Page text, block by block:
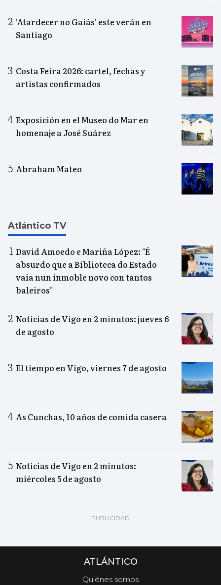
‘Atardecer no Gaiás’ este verán en
Santiago
Costa Feira 2026: cartel, fechas y
artistas confirmados
Exposición en el Museo do Mar en
homenaje a José Suárez
Abraham Mateo
Atlántico TV
David Amoedo e Mariña López: "É
absurdo que a Biblioteca do Estado
vaia nun inmoble novo con tantos
baleiros"
Noticias de Vigo en 2 minutos: jueves 6
de agosto
El tiempo en Vigo, viernes 7 de agosto
As Cunchas, 10 años de comida casera
Noticias de Vigo en 2 minutos:
miércoles 5 de agosto
ATLÁNTICO
Quiénes somos